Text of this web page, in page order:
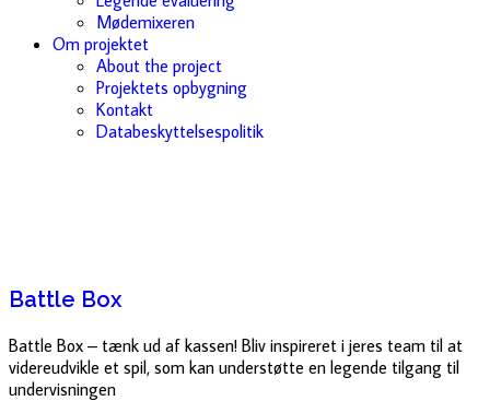
Mødemixeren
Om projektet
About the project
Projektets opbygning
Kontakt
Databeskyttelsespolitik
Battle Box
Battle Box – tænk ud af kassen! Bliv inspireret i jeres team til at
videreudvikle et spil, som kan understøtte en legende tilgang til
undervisningen